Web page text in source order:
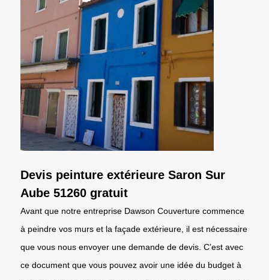
Devis peinture extérieure Saron Sur
Aube 51260 gratuit
Avant que notre entreprise Dawson Couverture commence
à peindre vos murs et la façade extérieure, il est nécessaire
que vous nous envoyer une demande de devis. C’est avec
ce document que vous pouvez avoir une idée du budget à